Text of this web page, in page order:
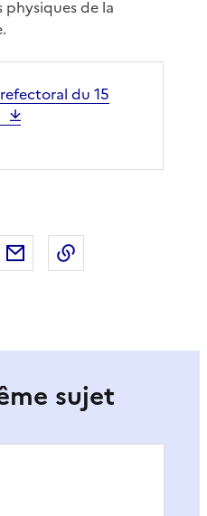
physiques de la
du 15
X sur LinkedIn
Partager par email
sujet